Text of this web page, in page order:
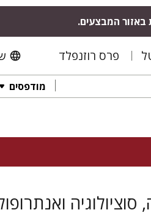
המבצעים.
פרס רוזנפלד
מודפסים